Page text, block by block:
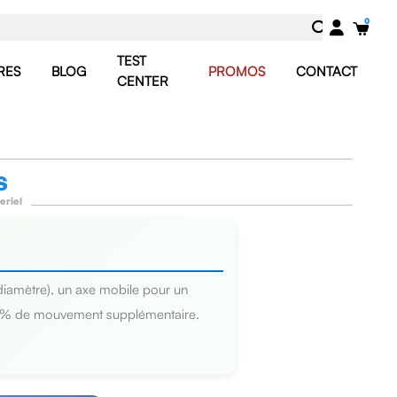
BLOG
TEST
CENTER
PROMOS CONTACT
un axe mobile pour un
de mouvement supplémentaire.